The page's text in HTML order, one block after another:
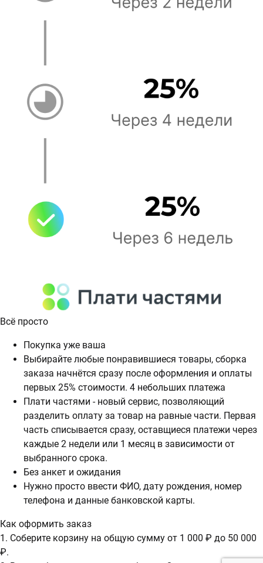
Всё просто
Покупка уже ваша
Выбирайте любые понравившиеся товары, сборка
заказа начнётся сразу после оформления и оплаты
первых 25% стоимости. 4 небольших платежа
Плати частями - новый сервис, позволяющий
разделить оплату за товар на равные части. Первая
часть списывается сразу, оставщиеся платежи через
каждые 2 недели или 1 месяц в зависимости от
выбранного срока.
Без анкет и ожидания
Нужно просто ввести ФИО, дату рождения, номер
телефона и данные банковской карты.
Как оформить заказ
1. Соберите корзину на общую сумму от 1 000 ₽ до 50 000
₽.